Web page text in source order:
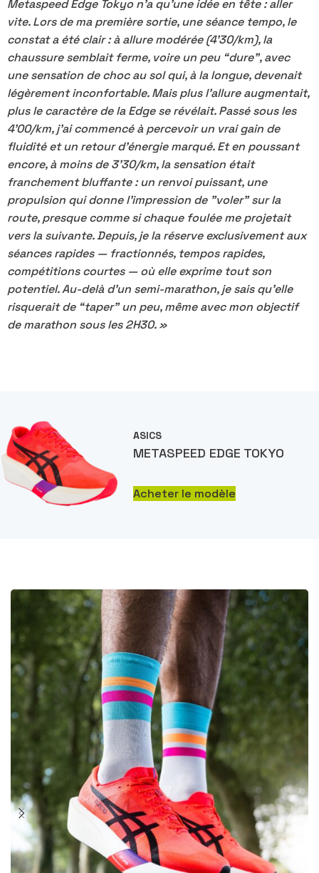
Metaspeed Edge Tokyo n’a qu’une idée en tête : aller
vite. Lors de ma première sortie, une séance tempo, le
constat a été clair : à allure modérée (4'30/km), la
chaussure semblait ferme, voire un peu “dure”, avec
une sensation de choc au sol qui, à la longue, devenait
légèrement inconfortable. Mais plus l’allure augmentait,
plus le caractère de la Edge se révélait. Passé sous les
4'00/km, j’ai commencé à percevoir un vrai gain de
fluidité et un retour d’énergie marqué. Et en poussant
encore, à moins de 3'30/km, la sensation était
franchement bluffante : un renvoi puissant, une
propulsion qui donne l’impression de "voler" sur la
route, presque comme si chaque foulée me projetait
vers la suivante. Depuis, je la réserve exclusivement aux
séances rapides — fractionnés, tempos rapides,
compétitions courtes — où elle exprime tout son
potentiel. Au-delà d’un semi-marathon, je sais qu’elle
risquerait de “taper” un peu, même avec mon objectif
de marathon sous les 2H30. »
ASICS
METASPEED EDGE TOKYO
Acheter le modèle